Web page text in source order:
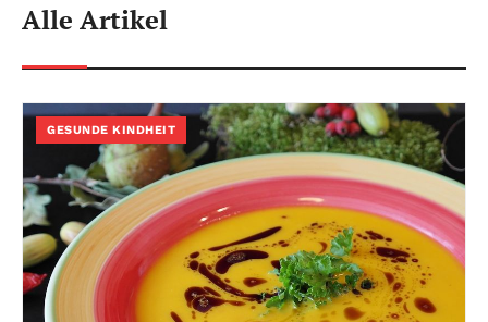
Alle Artikel
GESUNDE KINDHEIT